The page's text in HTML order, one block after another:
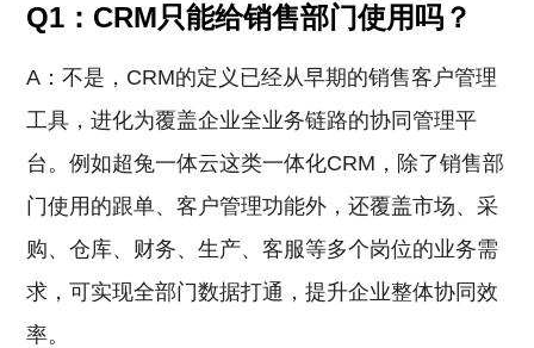
Q1：CRM只能给销售部门使用吗？
A：不是，CRM的定义已经从早期的销售客户管理
工具，进化为覆盖企业全业务链路的协同管理平
台。例如超兔一体云这类一体化CRM，除了销售部
门使用的跟单、客户管理功能外，还覆盖市场、采
购、仓库、财务、生产、客服等多个岗位的业务需
求，可实现全部门数据打通，提升企业整体协同效
率。